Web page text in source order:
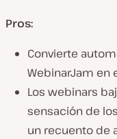
Pros:
Convierte
WebinarJam en
Los webinars
sensación de
un recuento de